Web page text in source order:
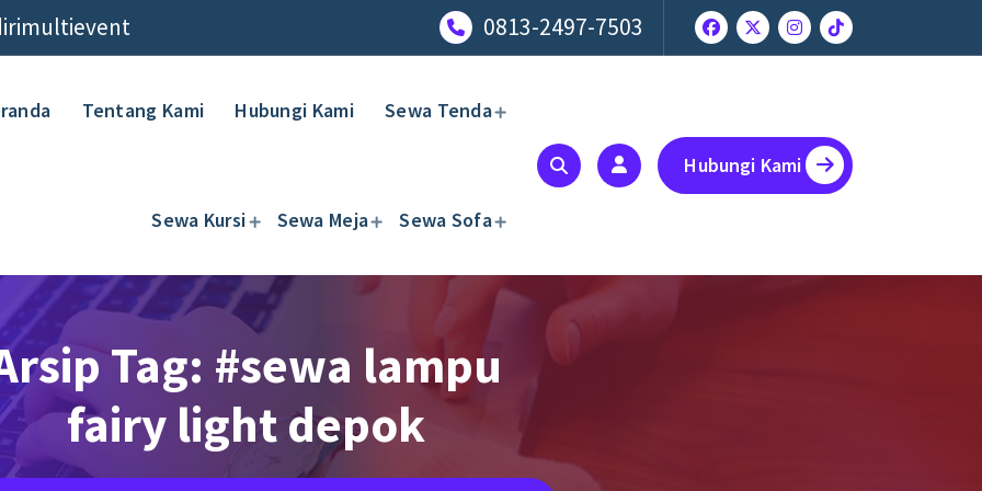
0813-2497-7503
Tentang Kami Hubungi Kami Sewa Tenda
Sewa Kursi Sewa Meja Sewa Sofa
Hubungi Kami
Tag: #sewa lampu
fairy light depok